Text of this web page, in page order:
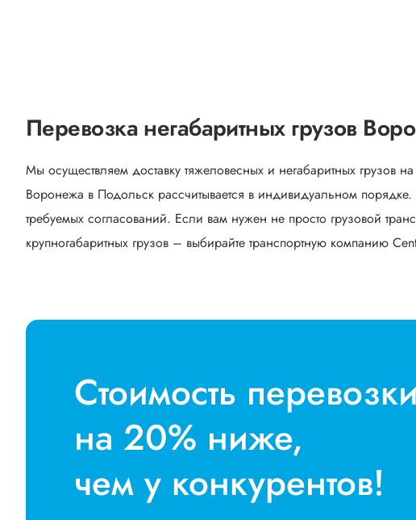
Перевозка негабаритных грузов
Мы осуществляем доставку тяжеловесных и негабаритных грузов
Воронежа в Подольск рассчитывается в индивидуальном
требуемых согласований. Если вам нужен не просто грузовой
крупногабаритных грузов – выбирайте транспортную компанию
Стоимость перевозки
на 20% ниже,
чем у конкурентов!